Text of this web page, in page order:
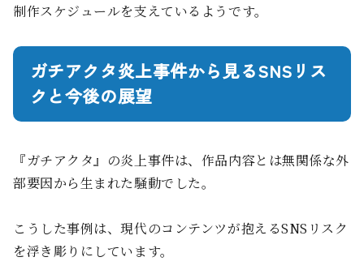
制作スケジュールを支えているようです。
ガチアクタ炎上事件から見るSNSリス
クと今後の展望
『ガチアクタ』の炎上事件は、作品内容とは無関係な外
部要因から生まれた騒動でした。
こうした事例は、現代のコンテンツが抱えるSNSリスク
を浮き彫りにしています。